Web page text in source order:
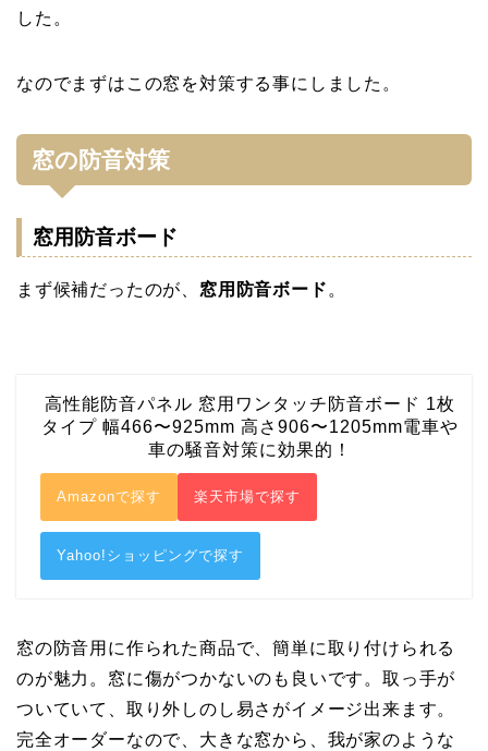
した。
なのでまずはこの窓を対策する事にしました。
窓の防音対策
窓用防音ボード
まず候補だったのが、 窓用防音ボード 。
高性能防音パネル 窓用ワンタッチ防音ボード 1枚
タイプ 幅466〜925mm 高さ906〜1205mm電車や
車の騒音対策に効果的！
Amazonで探す 楽天市場で探す
Yahoo!ショッピングで探す
窓の防音用に作られた商品で、簡単に取り付けられる
のが魅力。窓に傷がつかないのも良いです。取っ手が
ついていて、取り外しのし易さがイメージ出来ます。
完全オーダーなので、大きな窓から、我が家のような